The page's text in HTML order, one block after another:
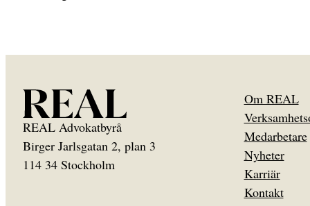
REAL Advokatbyrå
Birger Jarlsgatan 2, plan 3
114 34 Stockholm
Om REAL
Medarbetare
Nyheter
Karriär
Kontakt